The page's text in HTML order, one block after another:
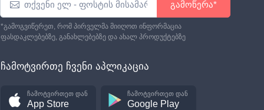
გამოწერა*
*გამოგვიწერეთ, რომ პირველმა მიიღოთ ინფორმაცია
ფასდაკლებებზე, განახლებებზე და ახალ პროდუქტებზე
ჩამოტვირთე ჩვენი აპლიკაცია
ჩამოტვირთეთ დან
App Store
ჩამოტვირთეთ დან
Google Play